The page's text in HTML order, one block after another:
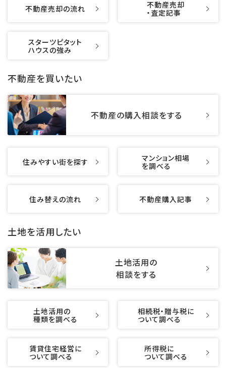
不動産売却の流れ
不動産売却
・査定記事
スターツピタット
ハウスの強み
不動産を買いたい
不動産の購入相談をする
住みやすい街を探す
マンション相場
を調べる
住み替えの流れ 不動産購入記事
土地を活用したい
土地活用の
相談をする
土地活用の
種類を調べる
相続税・贈与税に
ついて調べる
賃貸住宅経営に
ついて調べる
所得税に
ついて調べる